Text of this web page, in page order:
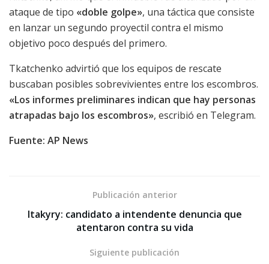
ataque de tipo «doble golpe», una táctica que consiste
en lanzar un segundo proyectil contra el mismo
objetivo poco después del primero.
Tkatchenko advirtió que los equipos de rescate
buscaban posibles sobrevivientes entre los escombros.
«Los informes preliminares indican que hay personas
atrapadas bajo los escombros», escribió en Telegram.
Fuente: AP News
Publicación anterior
Itakyry: candidato a intendente denuncia que
atentaron contra su vida
Siguiente publicación